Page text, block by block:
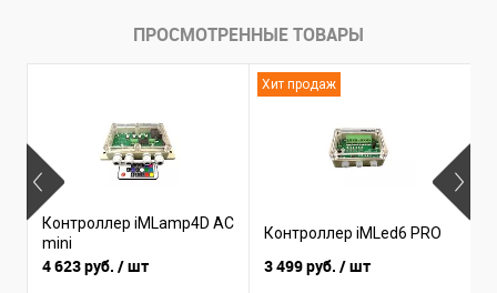
ПРОСМОТРЕННЫЕ ТОВАРЫ
Контроллер iMLamp4D AC
mini
4 623 руб. / шт
Хит продаж
Контроллер iMLed6 PRO
3 499 руб. / шт